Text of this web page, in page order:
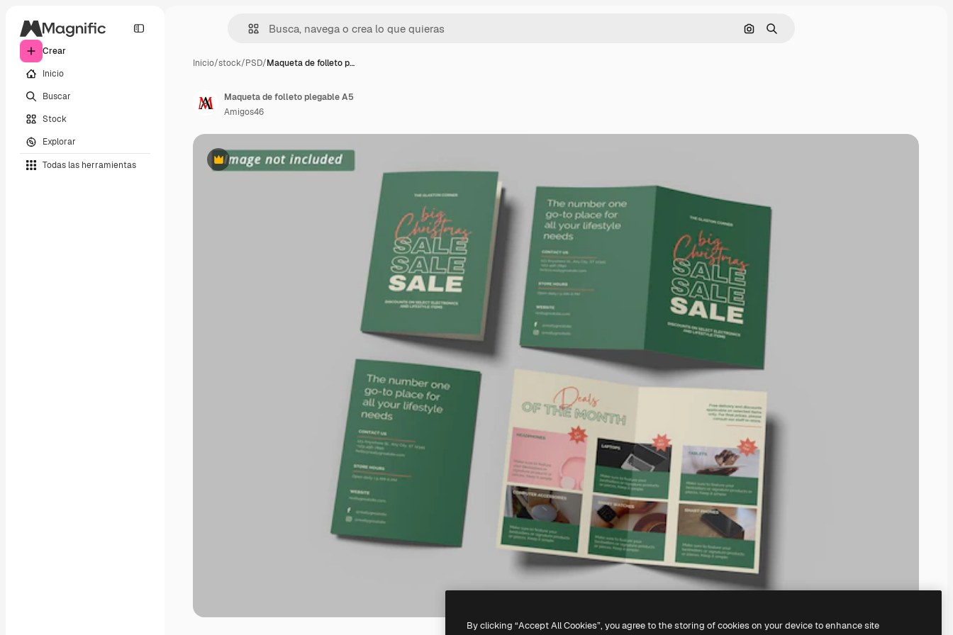
Crear
Inicio
Buscar
Stock
Explorar
Todas las herramientas
Buscar por imagen
Buscar
Inicio/stock/PSD/Maqueta de folleto p…
Premium
Maqueta de folleto plegable A5
Amigos46
By clicking “Accept All Cookies”, you agree to the storing of cookies on your device to enhance site